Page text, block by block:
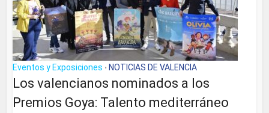
Eventos y Exposiciones • NOTICIAS DE VALENCIA
Los valencianos nominados a los
Premios Goya: Talento mediterráneo